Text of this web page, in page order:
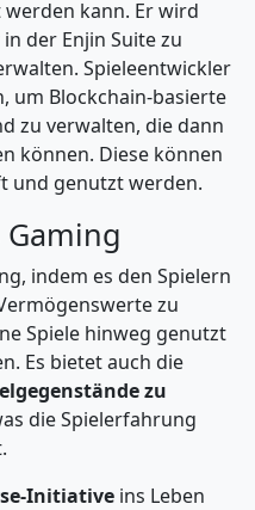
kann. Er wird
der Enjin Suite zu
Spieleentwickler
um Blockchain-basierte
zu verwalten, die dann
können. Diese können
und genutzt werden.
indem es den Spielern
zu
Spiele hinweg genutzt
Es bietet auch die
zu
die Spielerfahrung
Initiative ins Leben